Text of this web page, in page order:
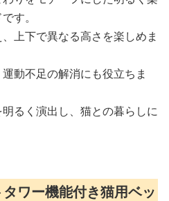
す。
上下で異なる高さを楽しめま
動不足の解消にも役立ちま
るく演出し、猫との暮らしに
ワー機能付き猫用ベッ